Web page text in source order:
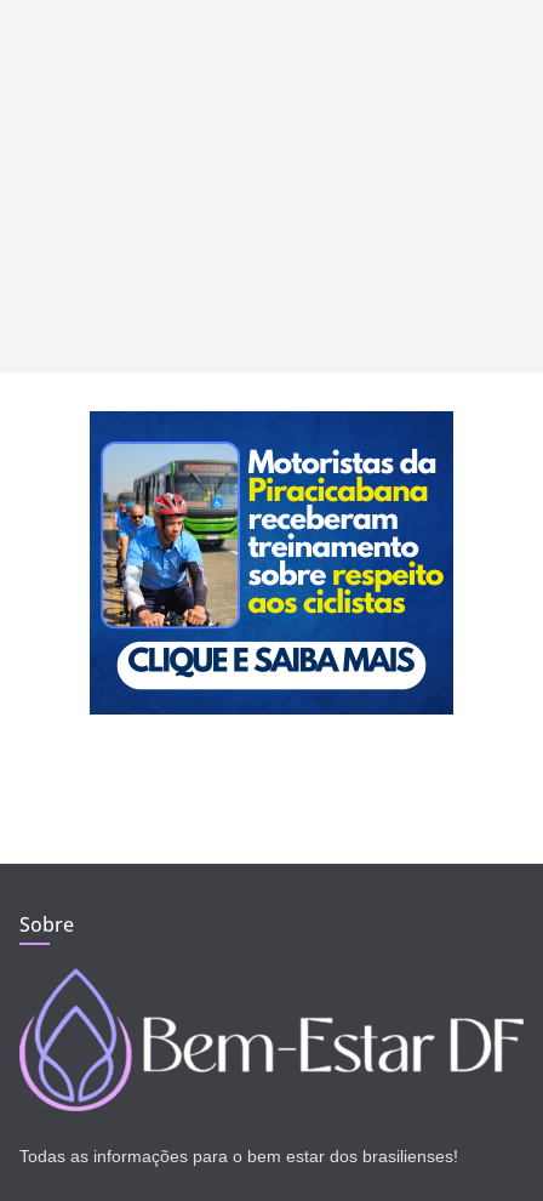
Sobre
Todas as informações para o bem estar dos brasilienses!